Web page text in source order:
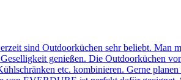
sind Outdoorküchen sehr beliebt. Man
genießen. Die Outdoorküchen
etc. kombinieren. Gerne